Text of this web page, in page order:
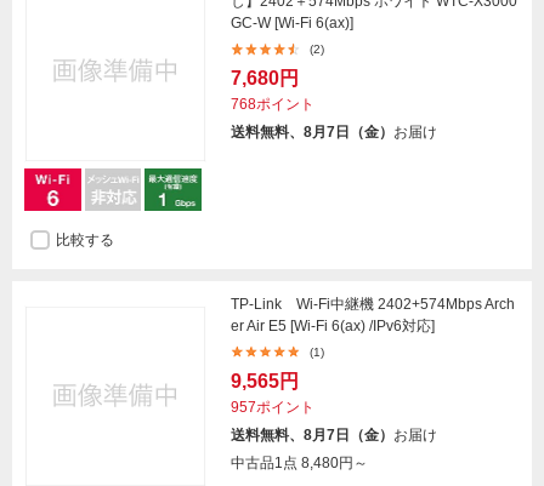
GC-W [Wi-Fi 6(ax)]
(2)
7,680円
768ポイント
送料無料、8月7日（金） お届け
比較する
TP-Link Wi-Fi中継機 2402+574Mbps Arch
er Air E5 [Wi-Fi 6(ax) /IPv6対応]
(1)
9,565円
957ポイント
送料無料、8月7日（金） お届け
中古品1点 8,480円～